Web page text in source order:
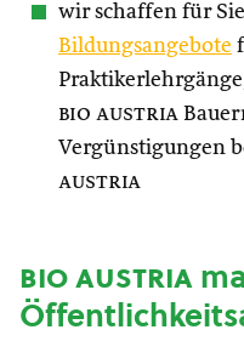
wir schaffen für
Bildungsangebote
bio austria
Vergünstigungen
austria
bio austria